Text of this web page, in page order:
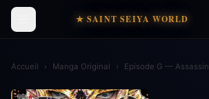
★ SAINT SEIYA WORLD
Accueil › Manga Original › Episode G — Assassin